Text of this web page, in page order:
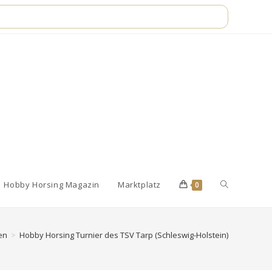
Hobby Horsing Magazin Marktplatz 0 Website-
> Hobby Horsing Turnier des TSV Tarp (Schleswig-Holstein)